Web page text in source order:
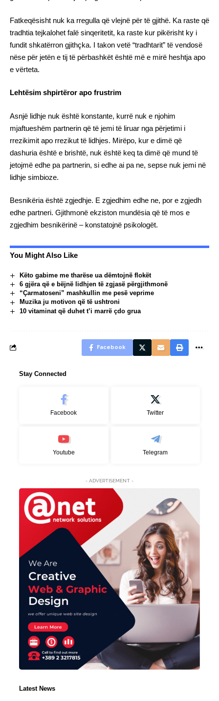
Fatkeqësisht nuk ka rregulla që vlejnë për të gjithë. Ka raste që
tradhtia tejkalohet falë sinqeritetit, ka raste kur pikërisht ky i
fundit shkatërron gjithçka. I takon vetë “tradhtarit” të vendosë
nëse për jetën e tij të përbashkët është më e mirë heshtja apo
e vërteta.
Lehtësim shpirtëror apo frustrim
Asnjë lidhje nuk është konstante, kurrë nuk e njohim
mjaftueshëm partnerin që të jemi të liruar nga përjetimi i
rrezikimit apo rrezikut të lidhjes. Mirëpo, kur e dimë që
dashuria është e brishtë, nuk është keq ta dimë që mund të
jetojmë edhe pa partnerin, si edhe ai pa ne, sepse nuk jemi në
lidhje simbioze.
Besnikëria është zgjedhje. E zgjedhim edhe ne, por e zgjedh
edhe partneri. Gjithmonë ekziston mundësia që të mos e
zgjedhim besnikërinë – konstatojnë psikologët.
You Might Also Like
Këto gabime me tharëse ua dëmtojnë flokët
6 gjëra që e bëjnë lidhjen të zgjasë përgjithmonë
“Çarmatoseni” mashkullin me pesë veprime
Muzika ju motivon që të ushtroni
10 vitaminat që duhet t’i marrë çdo grua
Facebook
Stay Connected
Facebook Twitter
Youtube Telegram
- ADVERTISEMENT -
Latest News